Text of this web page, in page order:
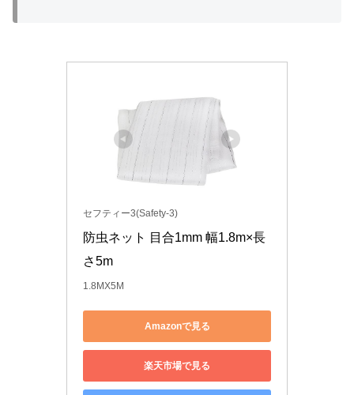
セフティー3(Safety-3)
防虫ネット 目合1mm 幅1.8m×長
さ5m
1.8MX5M
Amazonで見る
楽天市場で見る